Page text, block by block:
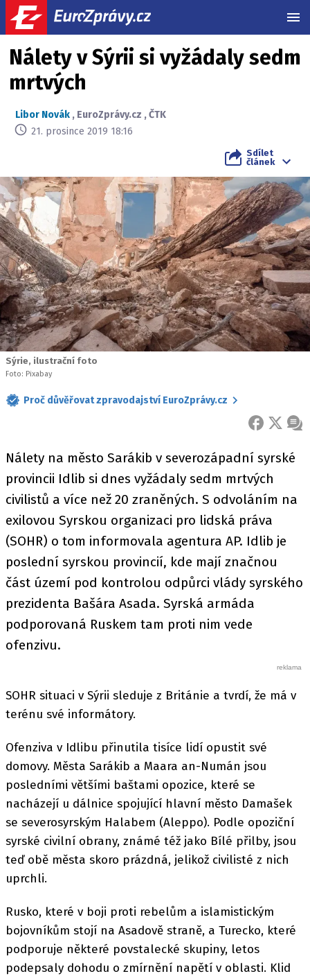
Nálety v Sýrii si vyžádaly sedm
mrtvých
Libor Novák , EuroZprávy.cz ,ČTK
21. prosince 2019 18:16
Sdílet
článek
Sýrie, ilustrační foto
Foto: Pixabay
Proč důvěřovat zpravodajství EuroZprávy.cz
FACEBOOK
X
Nálety na město Sarákib v severozápadní syrské
provincii Idlib si dnes vyžádaly sedm mrtvých
civilistů a více než 20 zraněných. S odvoláním na
exilovou Syrskou organizaci pro lidská práva
(SOHR) o tom informovala agentura AP. Idlib je
poslední syrskou provincií, kde mají značnou
část území pod kontrolou odpůrci vlády syrského
prezidenta Bašára Asada. Syrská armáda
podporovaná Ruskem tam proti nim vede
ofenzivu.
SOHR situaci v Sýrii sleduje z Británie a tvrdí, že má v
terénu své informátory.
Ofenziva v Idlibu přinutila tisíce lidí opustit své
domovy. Města Sarákib a Maara an-Numán jsou
posledními většími baštami opozice, které se
nacházejí u dálnice spojující hlavní město Damašek
se severosyrským Halabem (Aleppo). Podle opoziční
syrské civilní obrany, známé též jako Bílé přilby, jsou
teď obě města skoro prázdná, jelikož civilisté z nich
uprchli.
Rusko, které v boji proti rebelům a islamistickým
bojovníkům stojí na Asadově straně, a Turecko, které
podporuje některé povstalecké skupiny, letos
podepsaly dohodu o zmírnění napětí v oblasti. Klid